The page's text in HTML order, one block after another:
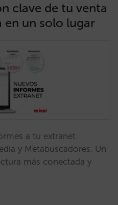
clave de tu venta
un solo lugar
a tu extranet:
y Metabuscadores. Un
más conectada y